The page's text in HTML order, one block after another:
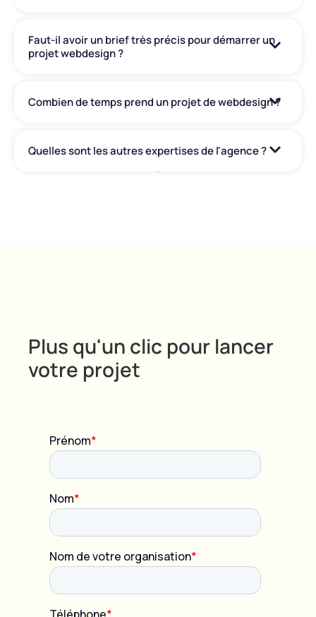
Faut-il avoir un brief très précis pour démarrer un
projet webdesign ?
Combien de temps prend un projet de webdesign ?
Quelles sont les autres expertises de l'agence ?
Plus qu'un clic pour lancer
votre projet